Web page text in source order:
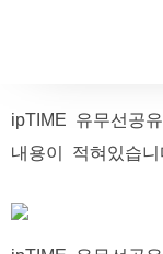
ipTIME 유무선공
내용이 적혀있습니